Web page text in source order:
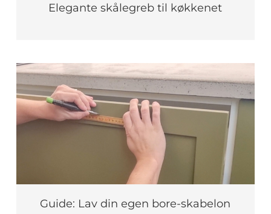
Elegante skålegreb til køkkenet
Guide: Lav din egen bore-skabelon